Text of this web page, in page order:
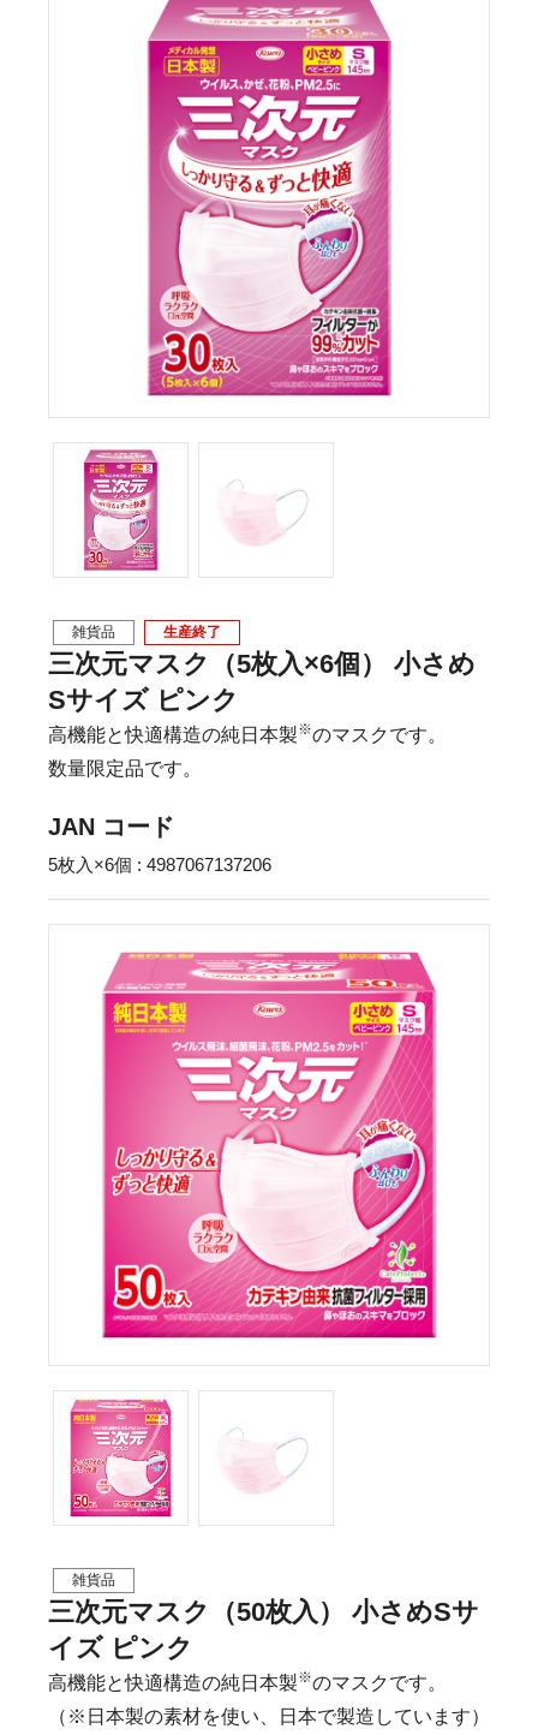
雑貨品 生産終了
三次元マスク（5枚入×6個） 小さめ
Sサイズ ピンク
高機能と快適構造の純日本製※のマスクです。
数量限定品です。
JAN コード
5枚入×6個 : 4987067137206
雑貨品
三次元マスク（50枚入） 小さめSサ
イズ ピンク
高機能と快適構造の純日本製※のマスクです。
（※日本製の素材を使い、日本で製造しています）